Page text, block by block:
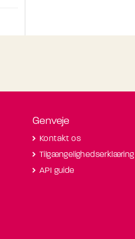
Genveje
Kontakt os
Tilgængelighedserklæring
API guide